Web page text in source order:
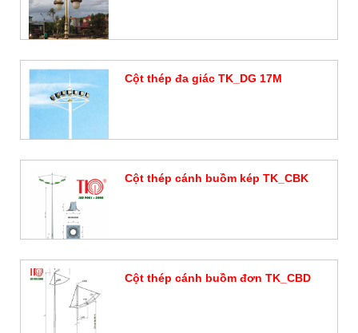
Cột thép đa giác TK_DG 17M
Cột thép cánh buồm kép TK_CBK
Cột thép cánh buồm đơn TK_CBD